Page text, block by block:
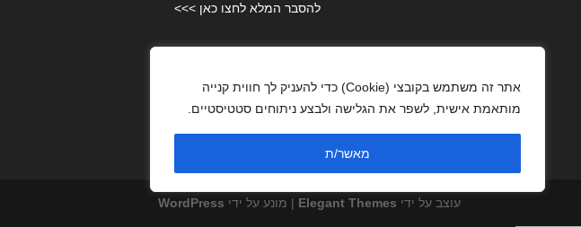
אתר זה משתמש בקובצי (Cookie) כדי להעניק לך חווית קנייה
מותאמת אישית, לשפר את הגלישה ולבצע ניתוחים סטטיסטיים.
מאשר/ת
להסבר המלא לחצו כאן >>>
מאמרים
מדיניות פרטיות
עוצב על ידי Elegant Themes | מונע על ידי WordPress